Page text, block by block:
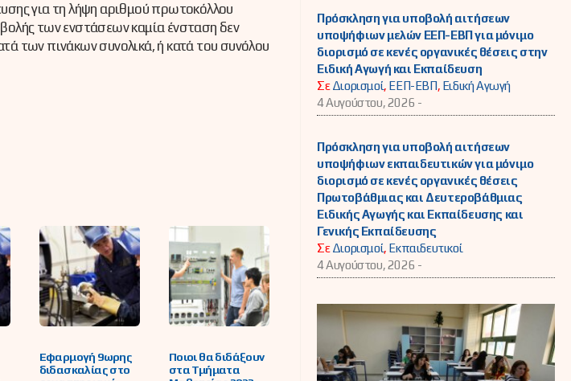
για τη λήψη αριθμού πρωτοκόλλου
των ενστάσεων καμία ένσταση δεν
των πινάκων συνολικά, ή κατά του συνόλου
Εφαρμογή 9ωρης
διδασκαλίας στο
Ποιοι θα διδάξουν
στα Τμήματα
Πρόσκληση για υποβολή αιτήσεων
υποψήφιων μελών ΕΕΠ-ΕΒΠ για μόνιμο
διορισμό σε κενές οργανικές θέσεις στην
Ειδική Αγωγή και Εκπαίδευση
ΣεΔιορισμοί, ΕΕΠ-ΕΒΠ, Ειδική Αγωγή
4 Αυγούστου, 2026 -
Πρόσκληση για υποβολή αιτήσεων
υποψήφιων εκπαιδευτικών για μόνιμο
διορισμό σε κενές οργανικές θέσεις
Πρωτοβάθμιας και Δευτεροβάθμιας
Ειδικής Αγωγής και Εκπαίδευσης και
Γενικής Εκπαίδευσης
ΣεΔιορισμοί, Εκπαιδευτικοί
4 Αυγούστου, 2026 -